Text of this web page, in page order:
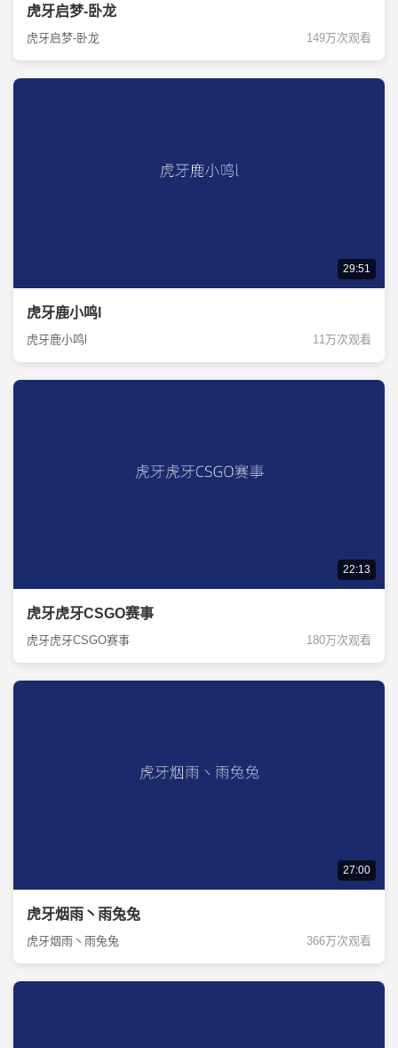
虎牙启梦-卧龙
虎牙启梦-卧龙 149万次观看
29:51
虎牙鹿小鸣l
虎牙鹿小鸣l 11万次观看
22:13
虎牙虎牙CSGO赛事
虎牙虎牙CSGO赛事 180万次观看
27:00
虎牙烟雨丶雨兔兔
虎牙烟雨丶雨兔兔 366万次观看